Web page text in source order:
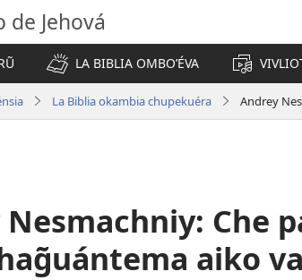
de Jehová
LA BIBLIA OMBOʼÉVA
La Biblia okambia chupekuéra Andrey
Che
aiko